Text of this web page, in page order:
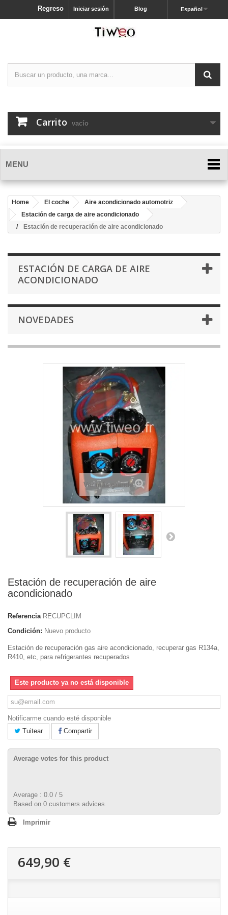
Español
Blog
Iniciar sesión
Regreso
Carrito vacío
MENU
Home El coche
Aire acondicionado automotriz
Estación de carga de aire acondicionado
Estación de recuperación de aire acondicionado
ESTACIÓN DE CARGA DE AIRE
ACONDICIONADO
NOVEDADES
Ver más grande
Estación de recuperación de aire
acondicionado
Referencia RECUPCLIM
Condición: Nuevo producto
Estación de recuperación gas aire acondicionado, recuperar gas R134a,
R410, etc, para refrigerantes recuperados
Este producto ya no está disponible
Notificarme cuando esté disponible
Tuitear
Compartir
Average votes for this product
Average : 0.0 / 5
Based on 0 customers advices.
Imprimir
649,90 €